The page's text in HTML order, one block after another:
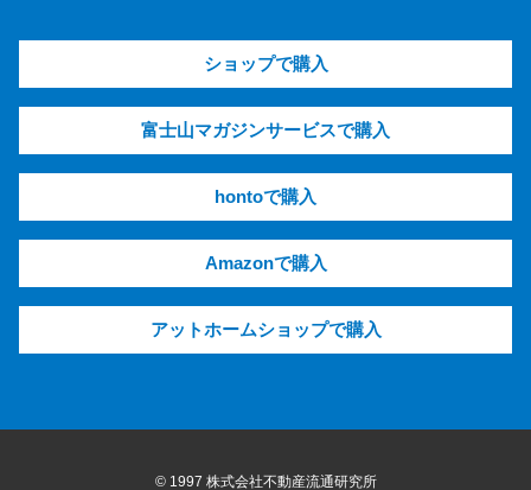
ショップで購入
富士山マガジンサービスで購入
hontoで購入
Amazonで購入
アットホームショップで購入
© 1997 株式会社不動産流通研究所